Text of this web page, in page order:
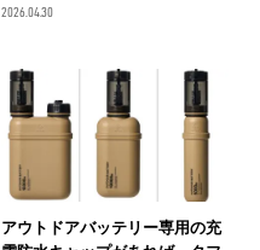
2026.04.30
アウトドアバッテリー専用の充